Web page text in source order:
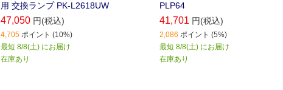
用 交換ランプ PK-L2618UW
47,050 円(税込)
4,705 ポイント (10%)
最短 8/8(土) にお届け
在庫あり
PLP64
41,701 円(税込)
2,086 ポイント (5%)
最短 8/8(土) にお届け
在庫あり